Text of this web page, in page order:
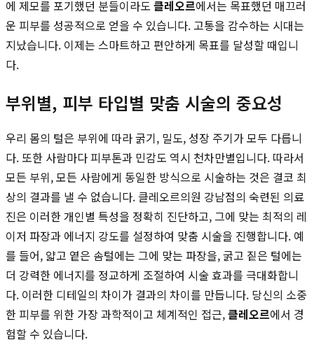
에 제모를 포기했던 분들이라도 클레오르에서는 목표했던 매끄러
운 피부를 성공적으로 얻을 수 있습니다. 고통을 감수하는 시대는
지났습니다. 이제는 스마트하고 편안하게 목표를 달성할 때입니
다.
부위별, 피부 타입별 맞춤 시술의 중요성
우리 몸의 털은 부위에 따라 굵기, 밀도, 성장 주기가 모두 다릅니
다. 또한 사람마다 피부톤과 민감도 역시 천차만별입니다. 따라서
모든 부위, 모든 사람에게 동일한 방식으로 시술하는 것은 결코 최
상의 결과를 낼 수 없습니다. 클레오르의원 강남점의 숙련된 의료
진은 이러한 개인별 특성을 정확히 진단하고, 그에 맞는 최적의 레
이저 파장과 에너지 강도를 설정하여 맞춤 시술을 진행합니다. 예
를 들어, 얇고 옅은 솜털에는 그에 맞는 파장을, 굵고 짙은 털에는
더 강력한 에너지를 정교하게 조절하여 시술 효과를 극대화합니
다. 이러한 디테일의 차이가 결과의 차이를 만듭니다. 당신의 소중
한 피부를 위한 가장 과학적이고 체계적인 접근,클레오르에서 경
험할 수 있습니다.